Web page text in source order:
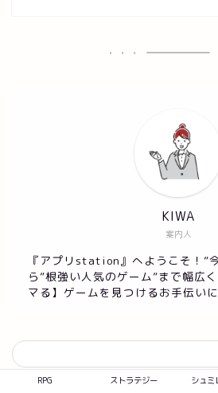
案内人
KIWA
『アプリstation』へようこそ！”
ら”根強い人気のゲーム”まで幅広
マる】ゲームを見つけるお手伝い
RPG ストラテジー シュミ
シュ